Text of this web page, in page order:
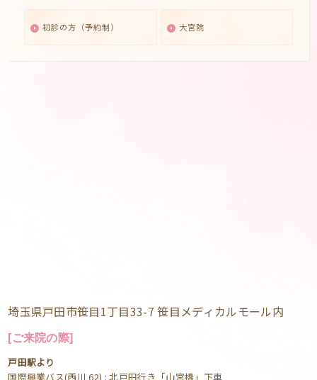
初診の方（予約制） 大宮院
埼玉県戸田市笹目1丁目33-7 笹目メディカルモール内
[ご来院の際]
戸田駅より
国際興業バス(西川 62) : 北戸田行き「山宮橋」下車